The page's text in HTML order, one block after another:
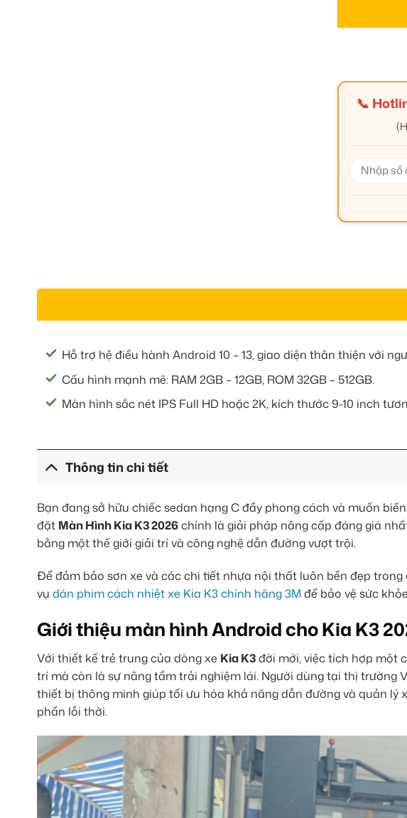
📞
Hỗ trợ hệ điều hành Android 10 – 13, giao diện thân thiện với
Cấu hình mạnh mẽ: RAM 2GB – 12GB, ROM 32GB – 512GB.
Màn hình sắc nét IPS Full HD hoặc 2K, kích thước 9-10 inch
Thông tin chi tiết
Bạn đang sở hữu chiếc sedan hạng C đầy phong cách và muốn
đặt Màn Hình Kia K3 2026chính là giải pháp nâng cấp đáng giá
bằng một thế giới giải trí và công nghệ dẫn đường vượt trội.
Để đảm bảo sơn xe và các chi tiết nhựa nội thất luôn bền đẹp
vụ dán phim cách nhiệt xe Kia K3 chính hãng 3M để bảo vệ sức
Giới thiệu màn hình Android cho Kia K3
Với thiết kế trẻ trung của dòng xe Kia K3đời mới, việc tích hợp một
trí mà còn là sự nâng tầm trải nghiệm lái. Người dùng tại thị trường
thiết bị thông minh giúp tối ưu hóa khả năng dẫn đường và quản lý
phần lỗi thời.